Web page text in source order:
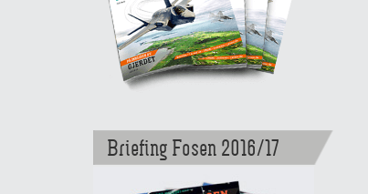
Briefing Fosen 2016/17